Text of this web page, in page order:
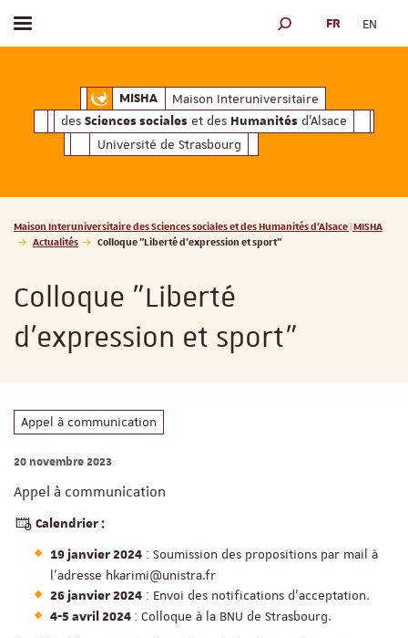
MISHAMaison Interuniversitaire des
Maison Interuniversitaire
des Sciences sociales et des Humanités d'Alsace
Université de Strasbourg
Afficher / masquer le menu MOTEUR DE
FR EN
Vous êtes ici :
Maison Interuniversitaire des Sciences sociales et des Humanités d'Alsace | MISHA
Actualités
Colloque "Liberté d'expression et sport"
Colloque "Liberté
d'expression et sport"
Appel à communication
20 novembre 2023
Appel à communication
Calendrier :
19 janvier 2024 : Soumission des propositions par mail à
l’adresse hkarimi@unistra.fr
26 janvier 2024 : Envoi des notifications d’acceptation.
4-5 avril 2024 : Colloque à la BNU de Strasbourg.